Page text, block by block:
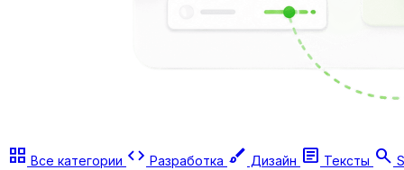
grid_view Все категории code Разработка brush Дизайн article Тексты search